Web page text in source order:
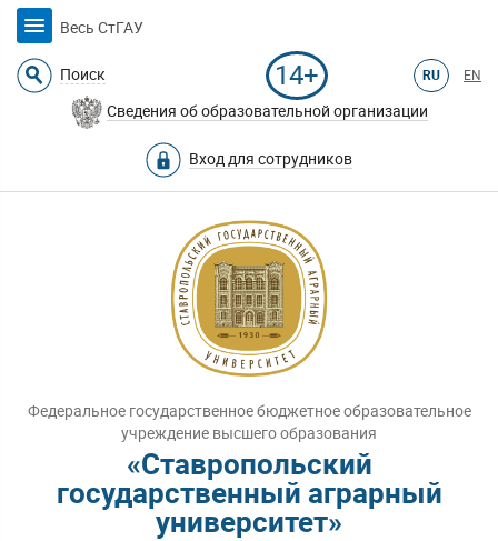
Весь СтГАУ
Поиск 14+ RU EN
Сведения об образовательной организации
Вход для сотрудников
Федеральное государственное бюджетное образовательное
учреждение высшего образования
«Ставропольский
государственный аграрный
университет»